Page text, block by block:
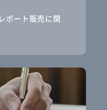
ポート販売に関